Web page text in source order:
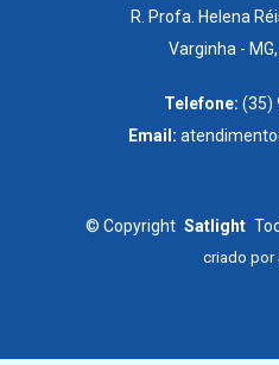
R. Profa. Helena
Varginha -
Telefone: (35)
Email:
© Copyright Satlight
criado por